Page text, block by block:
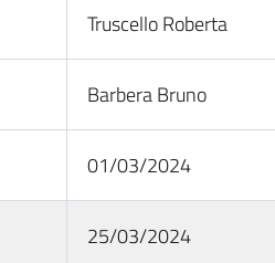
Truscello Roberta
Barbera Bruno
01/03/2024
25/03/2024